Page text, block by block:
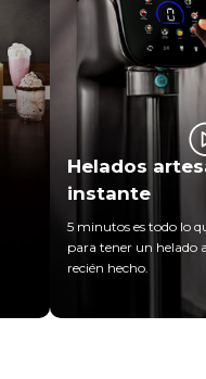
Helados
instante
5 minutos es todo lo
para tener un helado
recién hecho.